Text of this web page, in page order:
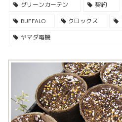
グリーンカーテン
契約
BUFFALO
クロックス
ヤマダ電機